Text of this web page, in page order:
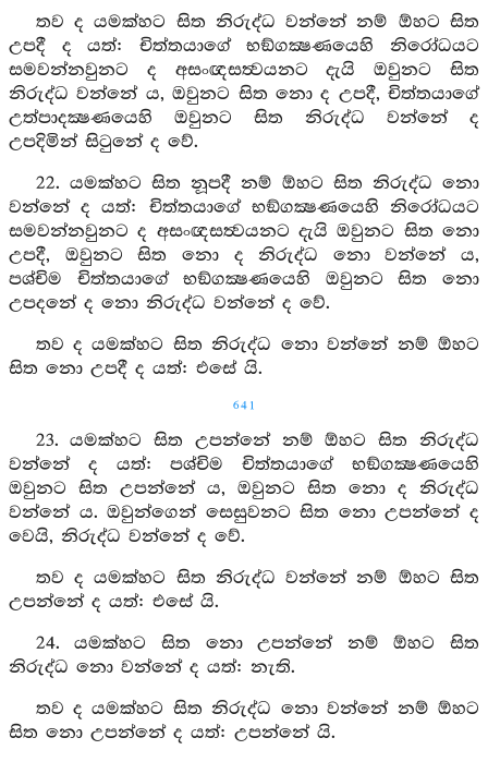
තව ද යමක්හට සිත නිරුද්ධ වන්නේ නම් ඕහට සිත
උපදී ද යත්: චිත්තයාගේ භඞ්ගක්‍ෂණයෙහි නිරෝධයට
සමවන්නවුනට ද අසංඥසත්‍වයනට දැයි ඔවුනට සිත
නිරුද්ධ වන්නේ ය, ඔවුනට සිත නො ද උපදී, චිත්තයාගේ
උත්පාදක්‍ෂණයෙහි ඔවුනට සිත නිරුද්ධ වන්නේ ද
උපදිමින් සිටුනේ ද වේ.
22. යමක්හට සිත නූපදී නම් ඕහට සිත නිරුද්ධ නො
වන්නේ ද යත්: චිත්තයාගේ භඞ්ගක්‍ෂණයෙහි නිරෝධයට
සමවන්නවුනට ද අසංඥසත්‍වයනට දැයි ඔවුනට සිත නො
උපදී, ඔවුනට සිත නො ද නිරුද්ධ නො වන්නේ ය,
පශ්චිම චිත්තයාගේ භඞ්ගක්‍ෂණයෙහි ඔවුනට සිත නො
උපදනේ ද නො නිරුද්ධ වන්නේ ද වේ.
තව ද යමක්හට සිත නිරුද්ධ නො වන්නේ නම් ඕහට
සිත නො උපදී ද යත්: එසේ යි.
641
23. යමක්හට සිත උපන්නේ නම් ඕහට සිත නිරුද්ධ
වන්නේ ද යත්: පශ්චිම චිත්තයාගේ භඞ්ගක්‍ෂණයෙහි
ඔවුනට සිත උපන්නේ ය, ඔවුනට සිත නො ද නිරුද්ධ
වන්නේ ය. ඔවුන්ගෙන් සෙසුවනට සිත නො උපන්නේ ද
වෙයි, නිරුද්ධ වන්නේ ද වේ.
තව ද යමක්හට සිත නිරුද්ධ වන්නේ නම් ඕහට සිත
උපන්නේ ද යත්: එසේ යි.
24. යමක්හට සිත නො උපන්නේ නම් ඕහට සිත
නිරුද්ධ නො වන්නේ ද යත්: නැති.
තව ද යමක්හට සිත නිරුද්ධ නො වන්නේ නම් ඕහට
සිත නො උපන්නේ ද යත්: උපන්නේ යි.